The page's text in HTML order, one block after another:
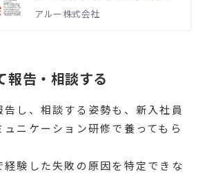
という仕事の基本的な進め方を理解す
要性を体感させるのか解説していま
アルー株式会社
報告・相談する
し、相談する姿勢も、新入社員
ニケーション研修で養ってもら
経験した失敗の原因を特定できな